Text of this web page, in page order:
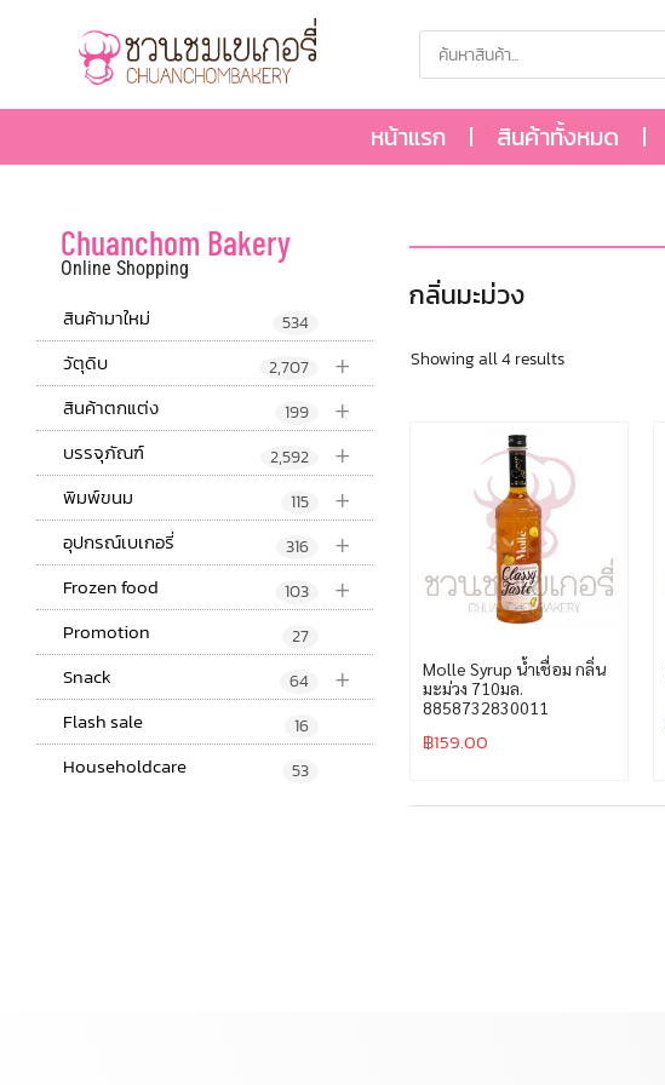
หน้าแรก สินค้าทั้งหมด
Chuanchom Bakery
Online Shopping
สินค้ามาใหม่ 534
+
วัตุดิบ 2,707
+
สินค้าตกแต่ง 199
+
บรรจุภัณฑ์ 2,592
+
พิมพ์ขนม 115
+
อุปกรณ์เบเกอรี่ 316
+
Frozen food 103
Promotion 27
+
Snack 64
Flash sale 16
Householdcare 53
กลิ่นมะม่วง
Showing all 4 results
Molle Syrup น้ำเชื่อม กลิ่น
มะม่วง 710มล.
8858732830011
฿159.00